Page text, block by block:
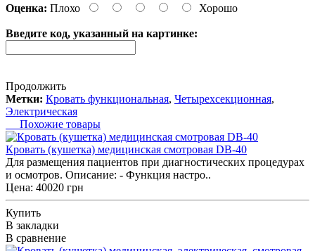
Оценка: Плохо Хорошо
Введите код, указанный на картинке:
Продолжить
Метки: Кровать функциональная, Четырехсекционная,
Электрическая
Похожие товары
Кровать (кушетка) медицинская смотровая DB-40
Для размещения пациентов при диагностических процедурах
и осмотров. Описание: - Функция настро..
Цена: 40020 грн
Купить
В закладки
В сравнение